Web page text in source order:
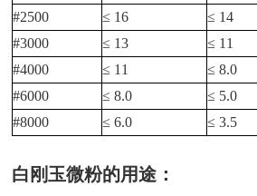
#2500
≤ 16 ≤ 14
#3000
≤ 13 ≤ 11
#4000
≤ 11 ≤ 8.0
#6000
≤ 8.0 ≤ 5.0
#8000
≤ 6.0 ≤ 3.5
白刚玉微粉的用途：